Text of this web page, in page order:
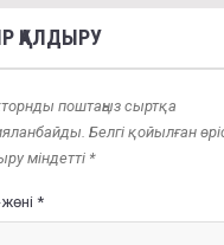
ҚАЛДЫРУ
поштаңыз сыртқа
Белгі қойылған
міндетті *
*